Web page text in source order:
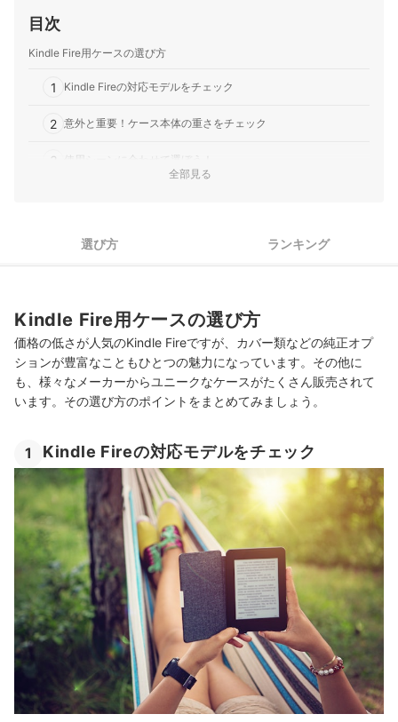
目次
Kindle Fire用ケースの選び方
1 Kindle Fireの対応モデルをチェック
2 意外と重要！ケース本体の重さをチェック
3 使用シーンに合わせて選ぼう！
全部見る
選び方 ランキング
Kindle Fire用ケースの選び方
価格の低さが人気のKindle Fireですが、カバー類などの純正オプ
ションが豊富なこともひとつの魅力になっています。その他に
も、様々なメーカーからユニークなケースがたくさん販売されて
います。その選び方のポイントをまとめてみましょう。
1 Kindle Fireの対応モデルをチェック